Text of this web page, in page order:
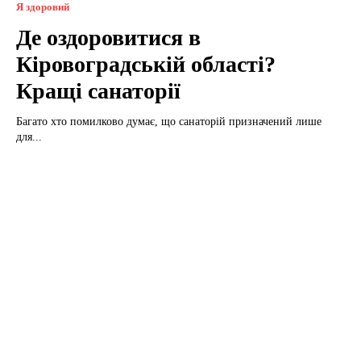
Я здоровий
Де оздоровитися в
Кіровоградській області?
Кращі санаторії
Багато хто помилково думає, що санаторій призначений лише
для...